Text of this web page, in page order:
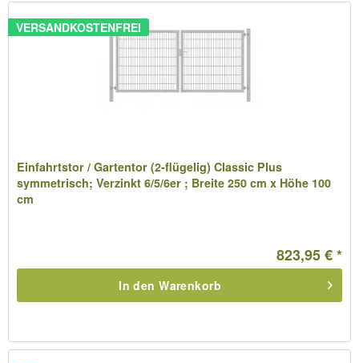
VERSANDKOSTENFREI
Einfahrtstor / Gartentor (2-flügelig) Classic Plus
symmetrisch; Verzinkt 6/5/6er ; Breite 250 cm x Höhe 100
cm
823,95 € *
In den Warenkorb